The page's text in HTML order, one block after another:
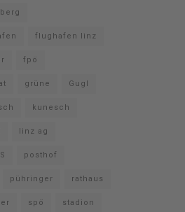
flughafen linz
fpö
grüne Gugl
kunesch
linz ag
posthof
pühringer rathaus
spö stadion